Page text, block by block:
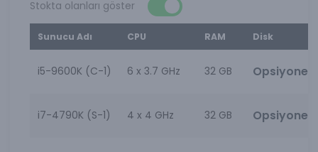
Stokta olanları göster
Sunucu Adı CPU RAM Disk
i5-9600K (C-1) 6 x 3.7 GHz 32 GB Opsiyonel
i7-4790K (S-1) 4 x 4 GHz 32 GB Opsiyonel